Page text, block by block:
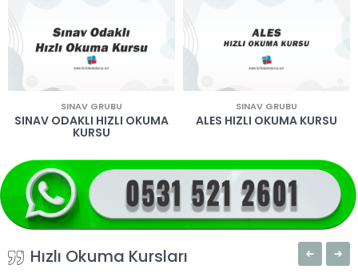
SINAV GRUBU
SINAV ODAKLI HIZLI OKUMA
KURSU
SINAV GRUBU
ALES HIZLI OKUMA KURSU
Hızlı Okuma Kursları